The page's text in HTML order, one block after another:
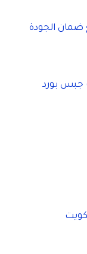
ضمان الجودة
جبس بورد